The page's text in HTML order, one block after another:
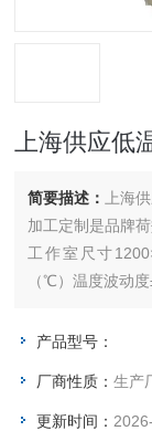
上海供应低
简要描述：
上海
加工定制是品牌
工作室尺寸
（℃）温度波动
产品型号：
厂商性质：生产
更新时间：